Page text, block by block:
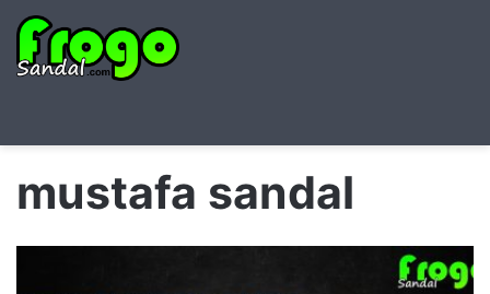
for
mustafa sandal